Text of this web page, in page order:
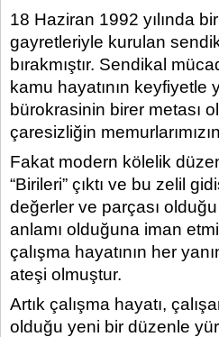
18 Haziran 1992 yılında
gayretleriyle kurulan
bırakmıştır. Sendikal
kamu hayatının keyfiyetle
bürokrasinin birer metası
çaresizliğin
Fakat modern kölelik
“Birileri” çıktı ve bu zelil
değerler ve parçası
anlamı olduğuna iman
çalışma hayatının her
ateşi olmuştur.
Artık çalışma hayatı,
olduğu yeni bir düzenle